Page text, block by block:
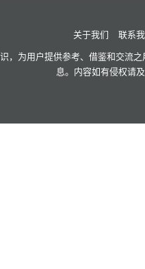
关于我们 联系
，为用户提供参考、借鉴和交流
息。内容如有侵权请